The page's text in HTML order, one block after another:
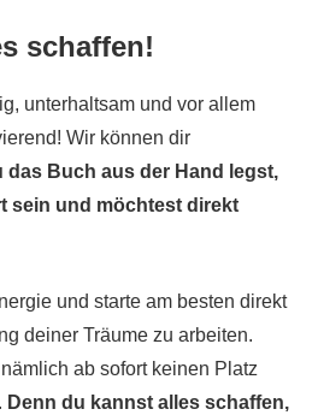
schaffen!
unterhaltsam und vor allem
Wir können dir
das Buch aus der Hand legst,
sein und möchtest direkt
und starte am besten direkt
deiner Träume zu arbeiten.
ab sofort keinen Platz
Denn du kannst alles schaffen,